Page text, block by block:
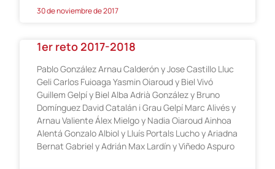
30 de noviembre de 2017
1er reto 2017-2018
Pablo González Arnau Calderón y Jose Castillo Lluc
Geli Carlos Fuioaga Yasmin Oiaroud y Biel Vivó
Guillem Gelpí y Biel Alba Adrià González y Bruno
Domínguez David Catalán i Grau Gelpí Marc Alivés y
Arnau Valiente Álex Mielgo y Nadia Oiaroud Ainhoa
Alentá Gonzalo Albiol y Lluís Portals Lucho y Ariadna
Bernat Gabriel y Adrián Max Lardín y Viñedo Aspuro